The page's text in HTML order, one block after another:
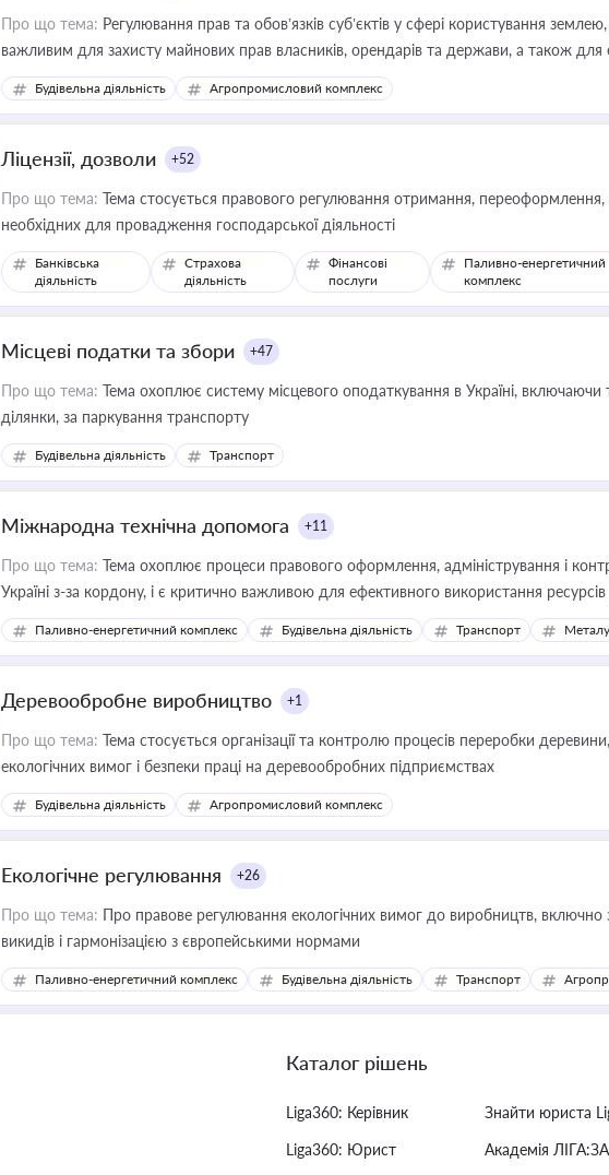
Про що тема: Регулювання прав та обов’язків суб’єктів у сфері користування
важливим для захисту майнових прав власників, орендарів та держави, а також
ресурсами
Будівельна діяльність Агропромисловий комплекс
Ліцензії, дозволи +52
Про що тема: Тема стосується правового регулювання отримання, переоформлення,
необхідних для провадження господарської діяльності
Банківська
діяльність
Страхова
діяльність
Фінансові
послуги
Паливно-енергетичний
комплекс
Місцеві податки та збори +47
Про що тема: Тема охоплює систему місцевого оподаткування в Україні, включаючи
ділянки, за паркування транспорту
Будівельна діяльність Транспорт
Міжнародна технічна допомога +11
Про що тема: Тема охоплює процеси правового оформлення, адміністрування і
Україні з-за кордону, і є критично важливою для ефективного використання
інфраструктурних проєктів
Паливно-енергетичний комплекс Будівельна діяльність Транспорт
Деревообробне виробництво +1
Про що тема: Тема стосується організації та контролю процесів переробки
екологічних вимог і безпеки праці на деревообробних підприємствах
Будівельна діяльність Агропромисловий комплекс
Екологічне регулювання +26
Про що тема: Про правове регулювання екологічних вимог до виробництв,
викидів і гармонізацією з європейськими нормами
Паливно-енергетичний комплекс Будівельна діяльність Транспорт
Каталог рішень
Liga360: Керівник
Liga360: Юрист
Знайти юриста
Академія